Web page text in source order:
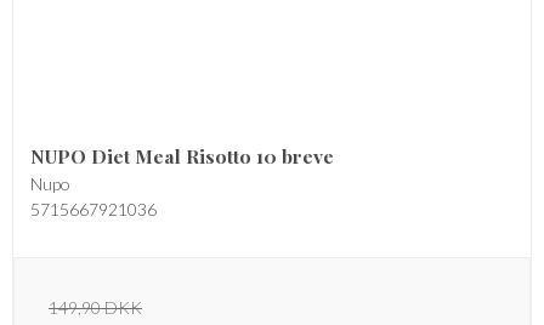
NUPO Diet Meal Risotto 10 breve
Nupo
5715667921036
149,90 DKK